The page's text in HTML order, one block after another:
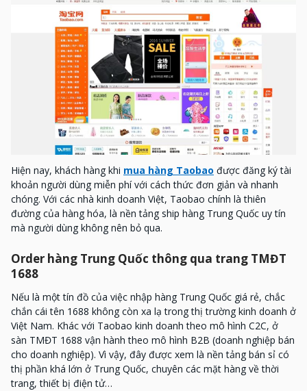
Hiện nay, khách hàng khi mua hàng Taobao được đăng ký tài
khoản người dùng miễn phí với cách thức đơn giản và nhanh
chóng. Với các nhà kinh doanh Việt, Taobao chính là thiên
đường của hàng hóa, là nền tảng ship hàng Trung Quốc uy tín
mà người dùng không nên bỏ qua.
Order hàng Trung Quốc thông qua trang TMĐT
1688
Nếu là một tín đồ của việc nhập hàng Trung Quốc giá rẻ, chắc
chắn cái tên 1688 không còn xa lạ trong thị trường kinh doanh ở
Việt Nam. Khác với Taobao kinh doanh theo mô hình C2C, ở
sàn TMĐT 1688 vận hành theo mô hình B2B (doanh nghiệp bán
cho doanh nghiệp). Vì vậy, đây được xem là nền tảng bán sỉ có
thị phần khá lớn ở Trung Quốc, chuyên các mặt hàng về thời
trang, thiết bị điện tử…